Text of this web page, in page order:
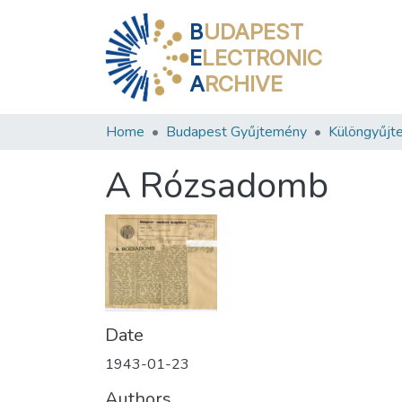
BUDAPEST
ELECTRONIC
ARCHIVE
Home Budapest Gyűjtemény
A Rózsadomb
Date
1943-01-23